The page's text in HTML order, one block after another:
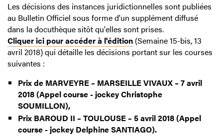
Les décisions des instances juridictionnelles sont publiées
au Bulletin Officiel sous forme d'un supplément diffusé
dans la docuthèque sitôt qu'elles sont prises.
Cliquer ici pour accéder à l'édition (Semaine 15-bis, 13
avril 2018) qui détaille les décisions portant sur les courses
suivantes :
Prix de MARVEYRE – MARSEILLE VIVAUX – 7 avril
2018 (Appel course - jockey Christophe
SOUMILLON),
Prix BAROUD II – TOULOUSE – 5 avril 2018 (Appel
course - jockey Delphine SANTIAGO).